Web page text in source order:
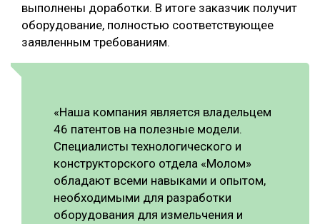
выполнены доработки. В итоге заказчик получит
оборудование, полностью соответствующее
заявленным требованиям.
«Наша компания является владельцем
46 патентов на полезные модели.
Специалисты технологического и
конструкторского отдела «Молом»
обладают всеми навыками и опытом,
необходимыми для разработки
оборудования для измельчения и